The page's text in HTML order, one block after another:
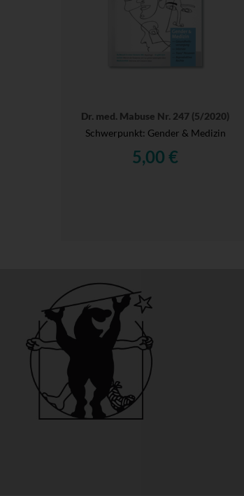
Dr. med. Mabuse Nr. 247 (5/2020)
Schwerpunkt: Gender & Medizin
5,00 €